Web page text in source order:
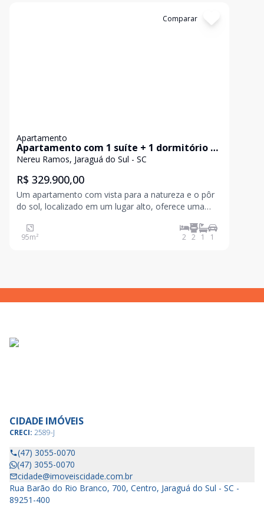
Comparar
Apartamento
Apartamento com 1 suíte + 1 dormitório à
venda, 95 m² por R$ 329.900 - Nereu Ramos
Nereu Ramos, Jaraguá do Sul - SC
R$ 329.900,00
Um apartamento com vista para a natureza e o pôr
do sol, localizado em um lugar alto, oferece uma
bem distribuído em 01 suíte, 01 dormitório, sala e
cozinha em ambientes amplos e integrados, sacada
95m² 2 2 1 1
CIDADE IMÓVEIS
CRECI: 2589-J
(47) 3055-0070
(47) 3055-0070
cidade@imoveiscidade.com.br
Rua Barão do Rio Branco, 700, Centro, Jaraguá do Sul - SC -
89251-400